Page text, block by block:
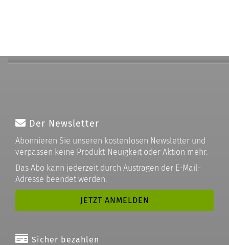
Der Newsletter
Abonnieren Sie unseren kostenlosen Newsletter und
verpassen keine Produkt-Neuigkeit oder Aktion mehr.
Das Abo kann jederzeit durch Austragen der E-Mail-
Adresse beendet werden.
Sicher bezahlen